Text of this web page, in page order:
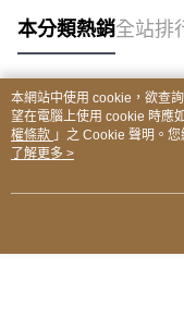
本分類熱銷全站排
熱門標籤
本網站中使用 cookie，欲查
望在電腦上使用 cookie 時應
權條款 」之 Cookie 聲明。
用條款之 Cookie 聲明使用
了解更多 >